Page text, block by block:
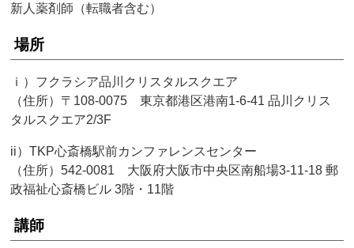
新人薬剤師（転職者含む）
場所
ｉ）フクラシア品川クリスタルスクエア
（住所）〒108-0075 東京都港区港南1-6-41 品川クリス
タルスクエア2/3F
ii）TKP心斎橋駅前カンファレンスセンター
（住所）542-0081 大阪府大阪市中央区南船場3-11-18 郵
政福祉心斎橋ビル 3階・11階
講師